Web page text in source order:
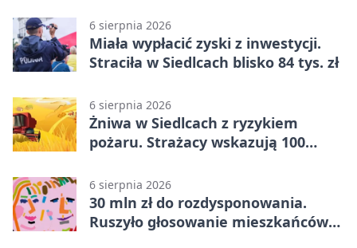
6 sierpnia 2026
Miała wypłacić zyski z inwestycji.
Straciła w Siedlcach blisko 84 tys. zł
6 sierpnia 2026
Żniwa w Siedlcach z ryzykiem
pożaru. Strażacy wskazują 100
6 sierpnia 2026
30 mln zł do rozdysponowania.
Ruszyło głosowanie mieszkańców